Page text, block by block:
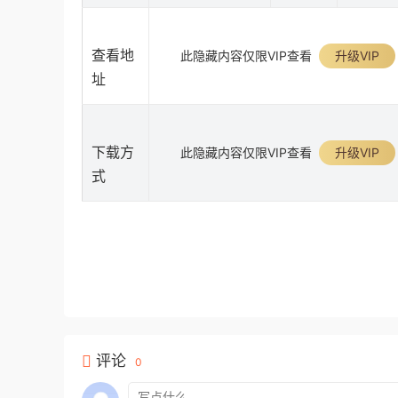
查看地
址
此隐藏内容仅限VIP查看 升级VIP
下载方
式
此隐藏内容仅限VIP查看 升级VIP
评论 0